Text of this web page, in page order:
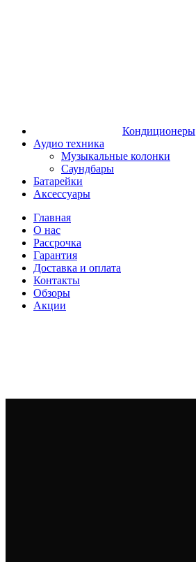
Кондиционеры
Аудио техника
Музыкальные колонки
Саундбары
Батарейки
Аксессуары
Главная
О нас
Рассрочка
Гарантия
Доставка и оплата
Контакты
Обзоры
Акции